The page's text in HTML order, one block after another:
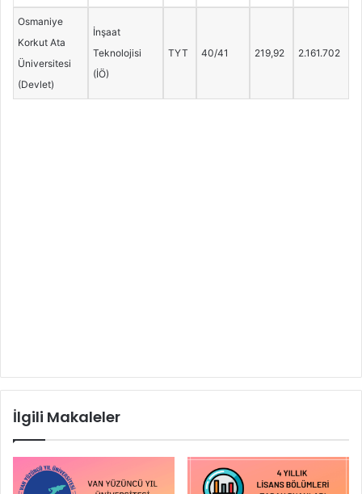
Osmaniye
Korkut Ata
Üniversitesi
(Devlet)
İnşaat
Teknolojisi
(İÖ)
TYT 40/41 219,92 2.161.702
İlgili Makaleler